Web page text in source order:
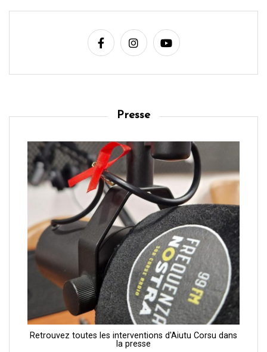
Presse
Retrouvez toutes les interventions d'Aiutu Corsu dans
la presse